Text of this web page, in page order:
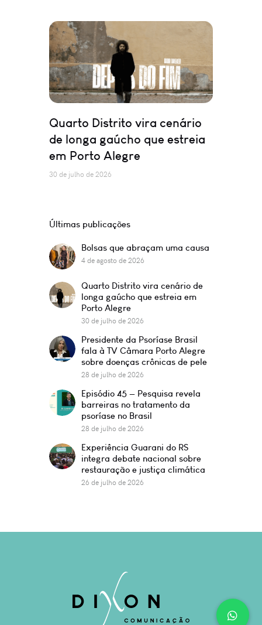
Quarto Distrito vira cenário
de longa gaúcho que estreia
em Porto Alegre
30 de julho de 2026
Últimas publicações
Bolsas que abraçam uma causa
4 de agosto de 2026
Quarto Distrito vira cenário de
longa gaúcho que estreia em
Porto Alegre
30 de julho de 2026
Presidente da Psoríase Brasil
fala à TV Câmara Porto Alegre
sobre doenças crônicas de pele
28 de julho de 2026
Episódio 45 — Pesquisa revela
barreiras no tratamento da
psoríase no Brasil
28 de julho de 2026
Experiência Guarani do RS
integra debate nacional sobre
restauração e justiça climática
26 de julho de 2026